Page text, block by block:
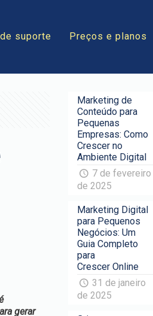
suporte Preços e planos
gerar
Marketing de
Conteúdo para
Pequenas
Empresas: Como
Crescer no
Ambiente Digital
7 de fevereiro
de 2025
Marketing Digital
para Pequenos
Negócios: Um
Guia Completo
para
Crescer Online
31 de janeiro
de 2025